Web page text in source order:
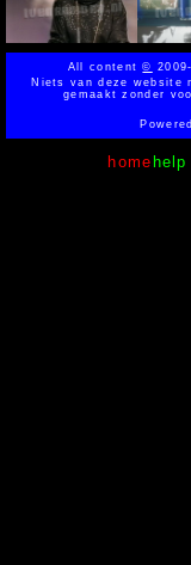
All content©
Niets van deze website
gemaakt zonder
home